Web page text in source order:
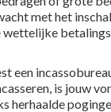
met het
wettelijke
een
is jouw
herhaalde